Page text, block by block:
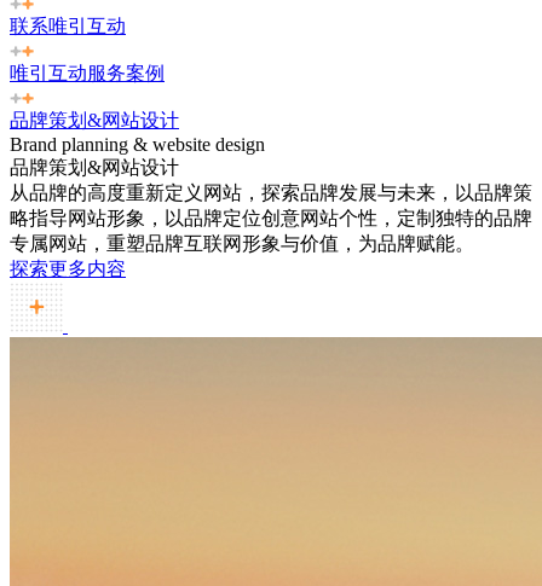
联系唯引互动
唯引互动服务案例
品牌策划&网站设计
Brand planning & website design
品牌策划&网站设计
从品牌的高度重新定义网站，探索品牌发展与未来，以品牌策
略指导网站形象，以品牌定位创意网站个性，定制独特的品牌
专属网站，重塑品牌互联网形象与价值，为品牌赋能。
探索更多内容